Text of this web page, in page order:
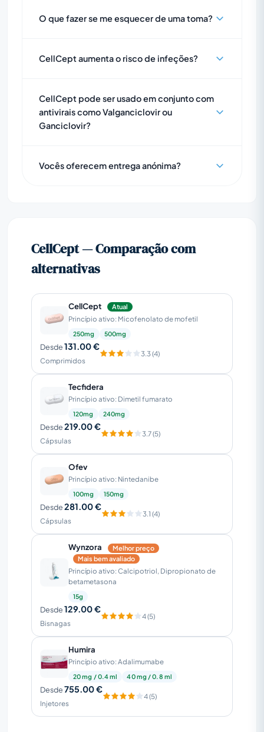
O que fazer se me esquecer de uma toma?
CellCept aumenta o risco de infeções?
CellCept pode ser usado em conjunto com
antivirais como Valganciclovir ou
Ganciclovir?
Vocês oferecem entrega anónima?
CellCept — Comparação com
alternativas
CellCept Atual
Princípio ativo: Micofenolato de mofetil
250mg 500mg
Desde131.00 €
Comprimidos
3.3 (4)
Tecfidera
Princípio ativo: Dimetil fumarato
120mg 240mg
Desde219.00 €
Cápsulas
3.7 (5)
Ofev
Princípio ativo: Nintedanibe
100mg 150mg
Desde281.00 €
Cápsulas
3.1 (4)
Wynzora
Melhor preço
Mais bem avaliado
Princípio ativo: Calcipotriol, Dipropionato de
betametasona
15g
Desde129.00 €
Bisnagas
4 (5)
Humira
Princípio ativo: Adalimumabe
20 mg / 0.4 ml 40 mg / 0.8 ml
Desde755.00 €
Injetores
4 (5)